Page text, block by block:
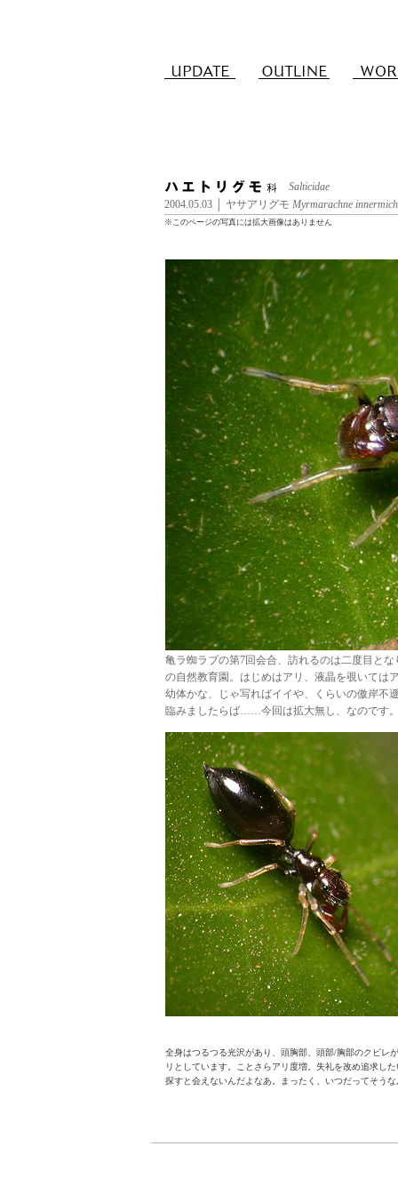
Salticidae
2004.05.03 │ ヤサアリグモ Myrmarachne
※このページの写真には拡大画像はありません
亀ラ蜘ラブの第7回会合、訪れるのは二度目とな
の自然教育園。はじめはアリ、液晶を覗いては
幼体かな、じゃ写ればイイや、くらいの傲岸不
臨みましたらば……今回は拡大無し、なのです
全身はつるつる光沢があり、頭胸部、頭部/胸部のクビレ
リとしています。ことさらアリ度増。失礼を改め追求し
探すと会えないんだよなあ。まったく、いつだってそうな